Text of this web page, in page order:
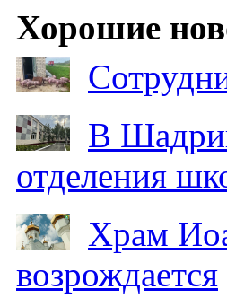
Хорошие
В
отделения
Храм
возрождается